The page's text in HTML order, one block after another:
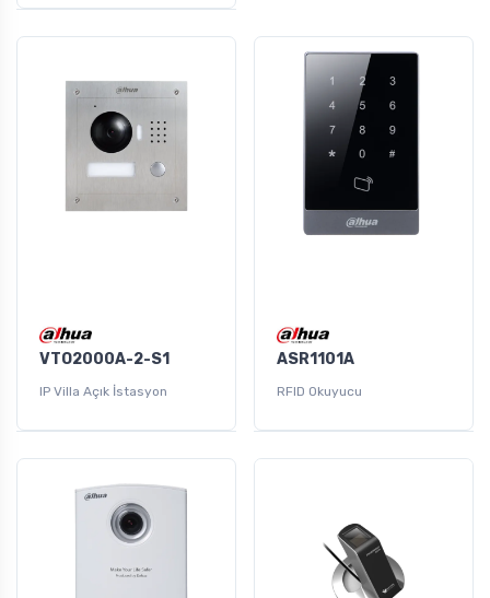
VTO2000A-2-S1
IP Villa Açık İstasyon
ASR1101A
RFID Okuyucu